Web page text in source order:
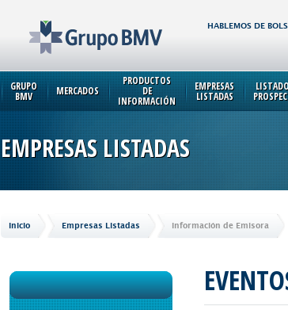
HABLEMOS DE
GRUPO
BMV MERCADOS
PRODUCTOS
DE
INFORMACIÓN
EMPRESAS
LISTADAS
EMPRESAS LISTADAS
Inicio Empresas Listadas Información de Emisora